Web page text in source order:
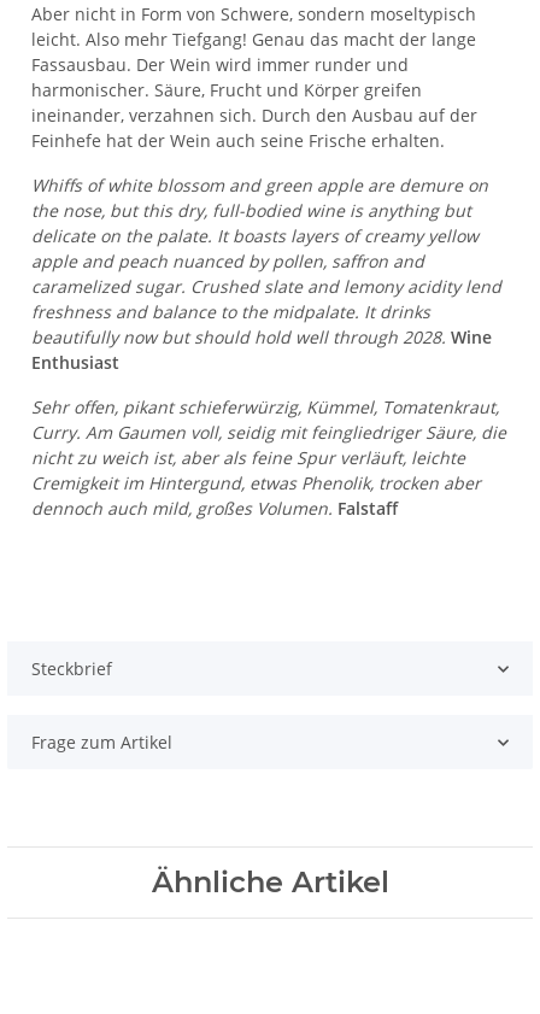
Aber nicht in Form von Schwere, sondern moseltypisch
leicht. Also mehr Tiefgang! Genau das macht der lange
Fassausbau. Der Wein wird immer runder und
harmonischer. Säure, Frucht und Körper greifen
ineinander, verzahnen sich. Durch den Ausbau auf der
Feinhefe hat der Wein auch seine Frische erhalten.
Whiffs of white blossom and green apple are demure on
the nose, but this dry, full-bodied wine is anything but
delicate on the palate. It boasts layers of creamy yellow
apple and peach nuanced by pollen, saffron and
caramelized sugar. Crushed slate and lemony acidity lend
freshness and balance to the midpalate. It drinks
beautifully now but should hold well through 2028. Wine
Enthusiast
Sehr offen, pikant schieferwürzig, Kümmel, Tomatenkraut,
Curry. Am Gaumen voll, seidig mit feingliedriger Säure, die
nicht zu weich ist, aber als feine Spur verläuft, leichte
Cremigkeit im Hintergund, etwas Phenolik, trocken aber
dennoch auch mild, großes Volumen. Falstaff
Steckbrief
Frage zum Artikel
Ähnliche Artikel